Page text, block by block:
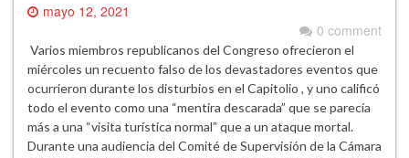
mayo 12, 2021
0 comment
Varios miembros republicanos del Congreso ofrecieron el
miércoles un recuento falso de los devastadores eventos que
ocurrieron durante los disturbios en el Capitolio , y uno calificó
todo el evento como una “mentira descarada” que se parecía
más a una “visita turística normal” que a un ataque mortal.
Durante una audiencia del Comité de Supervisión de la Cámara